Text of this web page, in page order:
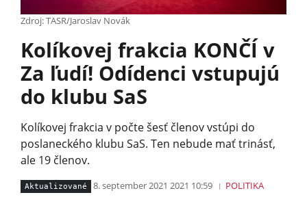
Zdroj: TASR/Jaroslav Novák
Kolíkovej frakcia KONČÍ v
Za ľudí! Odídenci vstupujú
do klubu SaS
Kolíkovej frakcia v počte šesť členov vstúpi do
poslaneckého klubu SaS. Ten nebude mať trinásť,
ale 19 členov.
Aktualizované 8. september 2021 2021 10:59 POLITIKA